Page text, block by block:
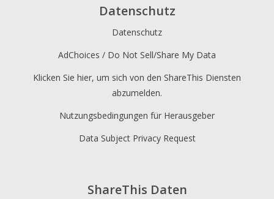
ShareThis Daten
Datenschutz
Datenschutz
AdChoices / Do Not Sell/Share My Data
Klicken Sie hier, um sich von den ShareThis Diensten
abzumelden.
Nutzungsbedingungen für Herausgeber
Data Subject Privacy Request